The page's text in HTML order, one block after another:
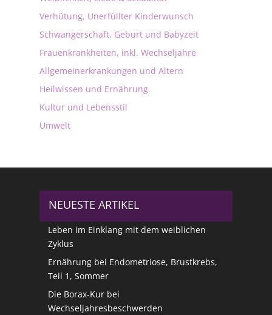
Verhütung, Unerfüllter Kinderwunsch
Schwangerschaft, Geburt und Babyzeit
Frauenkrankheiten, inkl. Wechseljahre
Allgemeinerkrankungen und Altern
Heilwissen und Ernährung
Kultur und Lebensstil
Umwelt
NEUESTE ARTIKEL
Leben im Einklang mit dem weiblichen
Zyklus
Ernährung bei Endometriose, Brustkrebs,
Teil 1, Sommer
Die Borax-Kur bei
Wechseljahresbeschwerden